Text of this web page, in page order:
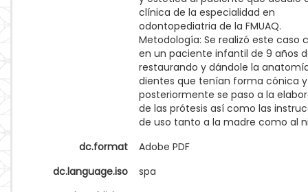
clínica de la especialidad en
odontopediatria de la FMUAQ.
Metodología: Se realizó este caso
en un paciente infantil de 9 años
restaurando y dándole la
dientes que tenían forma cónica y
posteriormente se paso a la
de las prótesis así como las
de uso tanto a la madre como al
dc.format
Adobe PDF
dc.language.iso
spa